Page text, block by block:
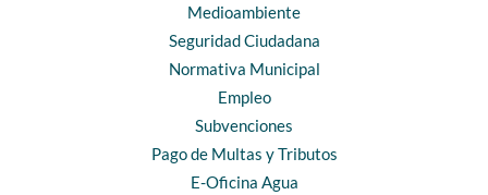
Medioambiente
Seguridad Ciudadana
Normativa Municipal
Empleo
Subvenciones
Pago de Multas y Tributos
E-Oficina Agua